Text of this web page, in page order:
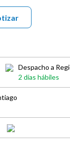
Despacho a
2 días hábiles